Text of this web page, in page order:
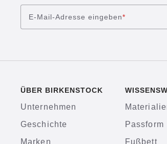
E-Mail-Adresse eingeben*
ÜBER BIRKENSTOCK
Unternehmen
Geschichte
Marken
Passform
Fußbett